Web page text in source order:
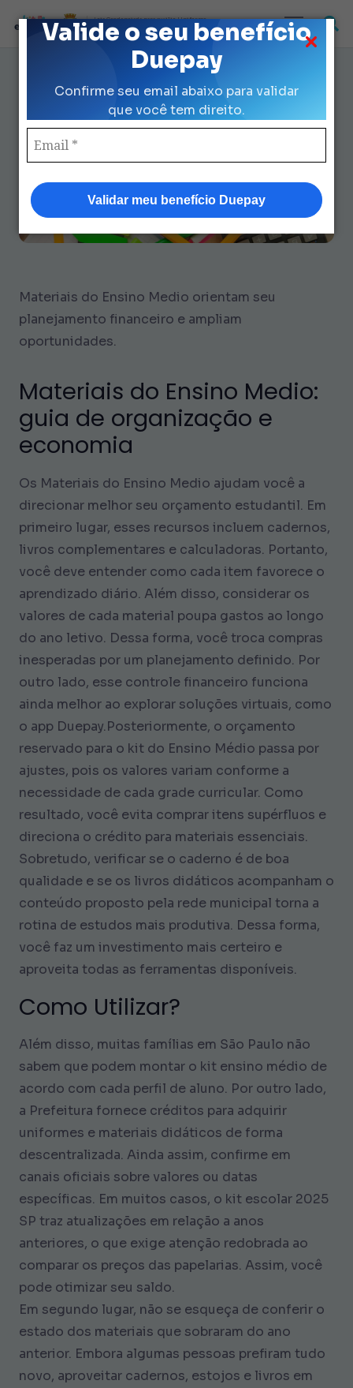
Valide o seu benefício
Duepay
Confirme seu email abaixo para validar
que você tem direito.
Validar meu benefício Duepay
Loja Credenciada para auxilio Uniforme
e Kit Escolar da Prefeitura de São Paulo
7 Materiais do Ensino Médio
para Dominar Finanças em 2025
Materiais do Ensino Medio orientam seu
planejamento financeiro e ampliam
oportunidades.
Materiais do Ensino Medio:
guia de organização e
economia
Os Materiais do Ensino Medio ajudam você a
direcionar melhor seu orçamento estudantil. Em
primeiro lugar, esses recursos incluem cadernos,
livros complementares e calculadoras. Portanto,
você deve entender como cada item favorece o
aprendizado diário. Além disso, considerar os
valores de cada material poupa gastos ao longo
do ano letivo. Dessa forma, você troca compras
inesperadas por um planejamento definido. Por
outro lado, esse controle financeiro funciona
ainda melhor ao explorar soluções virtuais, como
o app Duepay.Posteriormente, o orçamento
reservado para o kit do Ensino Médio passa por
ajustes, pois os valores variam conforme a
necessidade de cada grade curricular. Como
resultado, você evita comprar itens supérfluos e
direciona o crédito para materiais essenciais.
Sobretudo, verificar se o caderno é de boa
qualidade e se os livros didáticos acompanham o
conteúdo proposto pela rede municipal torna a
rotina de estudos mais produtiva. Dessa forma,
você faz um investimento mais certeiro e
aproveita todas as ferramentas disponíveis.
Como Utilizar?
Além disso, muitas famílias em São Paulo não
sabem que podem montar o kit ensino médio de
acordo com cada perfil de aluno. Por outro lado,
a Prefeitura fornece créditos para adquirir
uniformes e materiais didáticos de forma
descentralizada. Ainda assim, confirme em
canais oficiais sobre valores ou datas
específicas. Em muitos casos, o kit escolar 2025
SP traz atualizações em relação a anos
anteriores, o que exige atenção redobrada ao
comparar os preços das papelarias. Assim, você
pode otimizar seu saldo.
Em segundo lugar, não se esqueça de conferir o
estado dos materiais que sobraram do ano
anterior. Embora algumas pessoas prefiram tudo
novo, aproveitar cadernos, estojos e livros em